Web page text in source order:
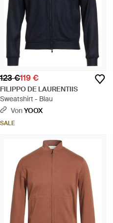
123 €119 €
FILIPPO DE LAURENTIIS
Sweatshirt - Blau
VonYOOX
SALE